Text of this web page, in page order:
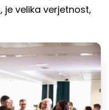
je velika verjetnost,